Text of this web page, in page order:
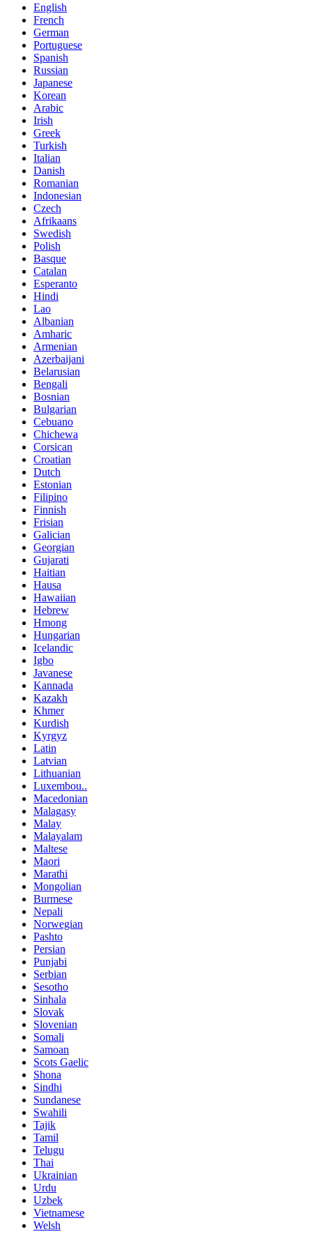
English
French
German
Portuguese
Spanish
Russian
Japanese
Korean
Arabic
Irish
Greek
Turkish
Italian
Danish
Romanian
Indonesian
Czech
Afrikaans
Swedish
Polish
Basque
Catalan
Esperanto
Hindi
Lao
Albanian
Amharic
Armenian
Azerbaijani
Belarusian
Bengali
Bosnian
Bulgarian
Cebuano
Chichewa
Corsican
Croatian
Dutch
Estonian
Filipino
Finnish
Frisian
Galician
Georgian
Gujarati
Haitian
Hausa
Hawaiian
Hebrew
Hmong
Hungarian
Icelandic
Igbo
Javanese
Kannada
Kazakh
Khmer
Kurdish
Kyrgyz
Latin
Latvian
Lithuanian
Luxembou..
Macedonian
Malagasy
Malay
Malayalam
Maltese
Maori
Marathi
Mongolian
Burmese
Nepali
Norwegian
Pashto
Persian
Punjabi
Serbian
Sesotho
Sinhala
Slovak
Slovenian
Somali
Samoan
Scots Gaelic
Shona
Sindhi
Sundanese
Swahili
Tajik
Tamil
Telugu
Thai
Ukrainian
Urdu
Uzbek
Vietnamese
Welsh